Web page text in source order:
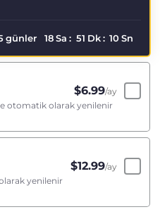
günler 18Sa : 51 Dk: 10Sn
$6.99/ay
otomatik olarak yenilenir
$12.99/ay
yenilenir